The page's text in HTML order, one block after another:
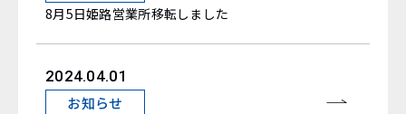
8月5日姫路営業所移転しました
2024.04.01
お知らせ